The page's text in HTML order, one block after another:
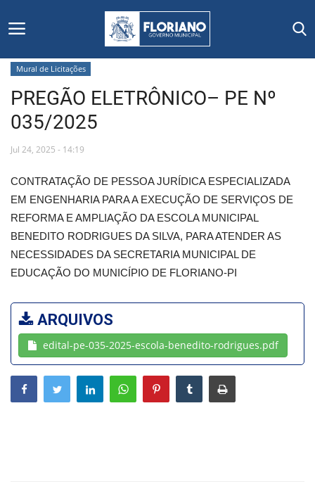
Início
Editais
Secretarias e Órgãos
Mural de Licitações
Notícias
Vídeos
Webmail
Contato
Mural de Licitações
PREGÃO ELETRÔNICO– PE Nº
035/2025
Jul 24, 2025 - 14:19
CONTRATAÇÃO DE PESSOA JURÍDICA ESPECIALIZADA
EM ENGENHARIA PARA A EXECUÇÃO DE SERVIÇOS DE
REFORMA E AMPLIAÇÃO DA ESCOLA MUNICIPAL
BENEDITO RODRIGUES DA SILVA, PARA ATENDER AS
NECESSIDADES DA SECRETARIA MUNICIPAL DE
EDUCAÇÃO DO MUNICÍPIO DE FLORIANO-PI
ARQUIVOS
edital-pe-035-2025-escola-benedito-rodrigues.pdf